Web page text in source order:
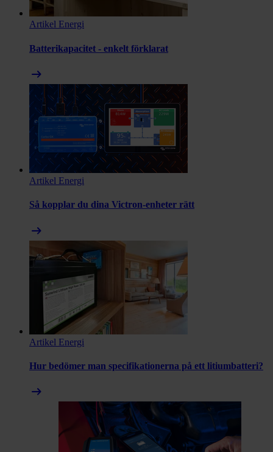
Artikel Energi
Batterikapacitet - enkelt förklarat
arrow_right_alt
Artikel Energi
Så kopplar du dina Victron-enheter rätt
arrow_right_alt
Artikel Energi
Hur bedömer man specifikationerna på ett litiumbatteri?
arrow_right_alt